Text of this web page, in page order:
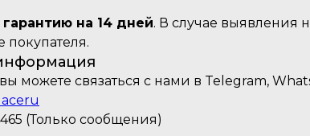
на 14 дней. В случае выявления
покупателя.
можете связаться с нами в Telegram,
(Только сообщения)